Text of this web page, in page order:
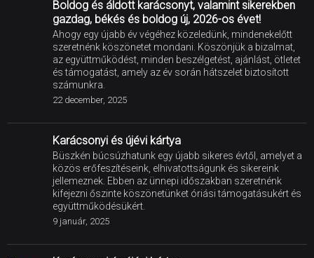
Boldog és áldott karácsonyt, valamint sikerekben
gazdag, békés és boldog új, 2026-os évet!
Ahogy egy újabb év végéhez közeledünk, mindenekelőtt
szeretnénk köszönetet mondani. Köszönjük a bizalmat,
az együttműködést, minden beszélgetést, ajánlást, ötletet
és támogatást, amely az év során hátszelet biztosított
számunkra.
22 december, 2025
Karácsonyi és újévi kártya
Büszkén búcsúzhatunk egy újabb sikeres évtől, amelyet a
közös erőfeszítéseink, elhivatottságunk és sikereink
jellemeznek. Ebben az ünnepi időszakban szeretnénk
kifejezni őszinte köszönetünket óriási támogatásukért és
együttműködésükért.
9 január, 2025